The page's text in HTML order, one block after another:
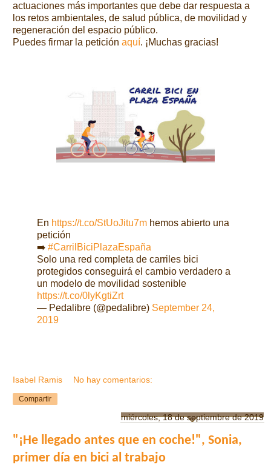
actuaciones más importantes que debe dar respuesta a
los retos ambientales, de salud pública, de movilidad y
regeneración del espacio público.
Puedes firmar la petición aquí. ¡Muchas gracias!
En https://t.co/StUoJitu7m hemos abierto una
petición
➡️ #CarrilBiciPlazaEspaña
Solo una red completa de carriles bici
protegidos conseguirá el cambio verdadero a
un modelo de movilidad sostenible
https://t.co/0lyKgtiZrt
— Pedalibre (@pedalibre) September 24,
2019
Isabel Ramis No hay comentarios:
Compartir
miércoles, 18 de septiembre de 2019
"¡He llegado antes que en coche!", Sonia,
primer día en bici al trabajo